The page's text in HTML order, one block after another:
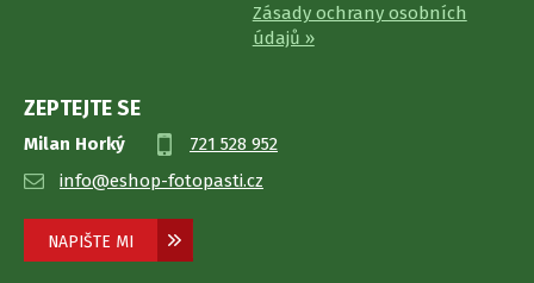
Zásady ochrany osobních
údajů »
ZEPTEJTE SE
Milan Horký
721 528 952
info@eshop-fotopasti.cz
NAPIŠTE MI